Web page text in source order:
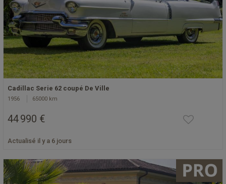
Cadillac Serie 62 coupé De Ville
1956 65000 km
44 990 €
Actualisé il y a 6 jours